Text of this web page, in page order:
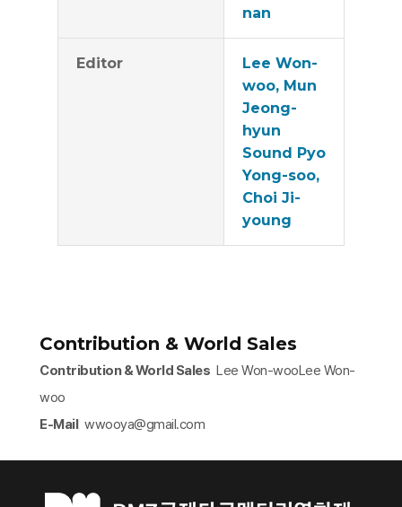
nan
Editor
Lee Won-
woo, Mun
Jeong-
hyun
Sound Pyo
Yong-soo,
Choi Ji-
young
Contribution & World Sales
Contribution & World Sales Lee Won-wooLee Won-
woo
E-Mailwwooya@gmail.com​